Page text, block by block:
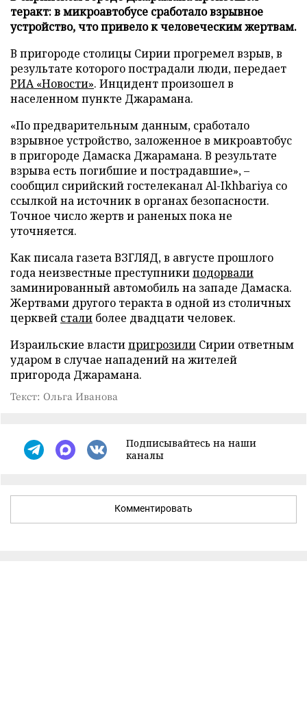
теракт: в микроавтобусе сработало взрывное
устройство, что привело к человеческим жертвам.
В пригороде столицы Сирии прогремел взрыв, в
результате которого пострадали люди, передает
РИА «Новости». Инцидент произошел в
населенном пункте Джарамана.
«По предварительным данным, сработало
взрывное устройство, заложенное в микроавтобус
в пригороде Дамаска Джарамана. В результате
взрыва есть погибшие и пострадавшие», –
сообщил сирийский гостелеканал Al-Ikhbariya со
ссылкой на источник в органах безопасности.
Точное число жертв и раненых пока не
уточняется.
Как писала газета ВЗГЛЯД, в августе прошлого
года неизвестные преступникиподорвали
заминированный автомобиль на западе Дамаска.
Жертвами другого теракта в одной из столичных
церквей стали более двадцати человек.
Израильские властипригрозили Сирии ответным
ударом в случае нападений на жителей
пригорода Джарамана.
Текст: Ольга Иванова
Подписывайтесь на наши
каналы
Комментировать